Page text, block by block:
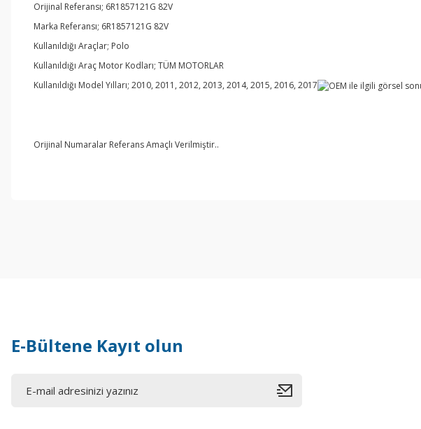
Orijinal Referansı; 6R1857121G 82V
Marka Referansı; 6R1857121G 82V
Kullanıldığı Araçlar; Polo
Kullanıldığı Araç Motor Kodları; TÜM MOTORLAR
Kullanıldığı Model Yılları; 2010, 2011, 2012, 2013, 2014, 2015, 2016, 2017
Orijinal Numaralar Referans Amaçlı Verilmiştir..
E-Bültene Kayıt olun